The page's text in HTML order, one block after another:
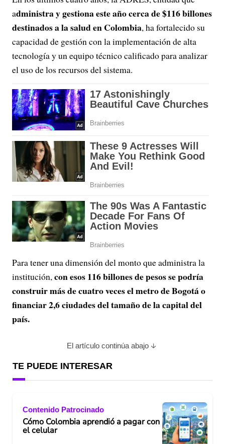
administra y gestiona este año cerca de $116 billones
destinados a la salud en Colombia, ha fortalecido su
capacidad de gestión con la implementación de alta
tecnología y un equipo técnico calificado para analizar
el uso de los recursos del sistema.
Para tener una dimensión del monto que administra la
institución, con esos 116 billones de pesos se podría
construir más de cuatro veces el metro de Bogotá o
financiar 2,6 ciudades del tamaño de la capital del
país.
El artículo continúa abajo
TE PUEDE INTERESAR
Contenido Patrocinado
Cómo Colombia aprendió a pagar con
el celular